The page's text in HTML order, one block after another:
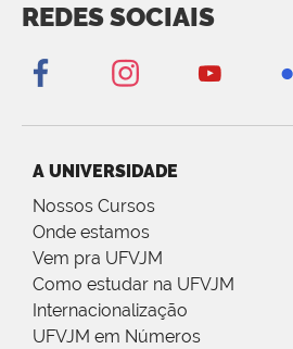
REDES SOCIAIS
A UNIVERSIDADE
Nossos Cursos
Onde estamos
Vem pra UFVJM
Como estudar na UFVJM
Internacionalização
UFVJM em Números